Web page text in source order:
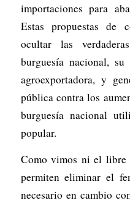
importaciones para
Estas propuestas de
ocultar las
burguesía nacional,
agroexportadora, y
pública contra los
burguesía nacional
popular.
Como vimos ni el libre
permiten eliminar el
necesario en cambio